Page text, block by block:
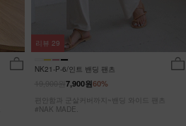
NK21-P-6/인트 밴딩 팬츠
60%
7,900원
편안함과 군살커버까지~밴딩 와이드 팬츠
#NAK MADE.
리뷰 29